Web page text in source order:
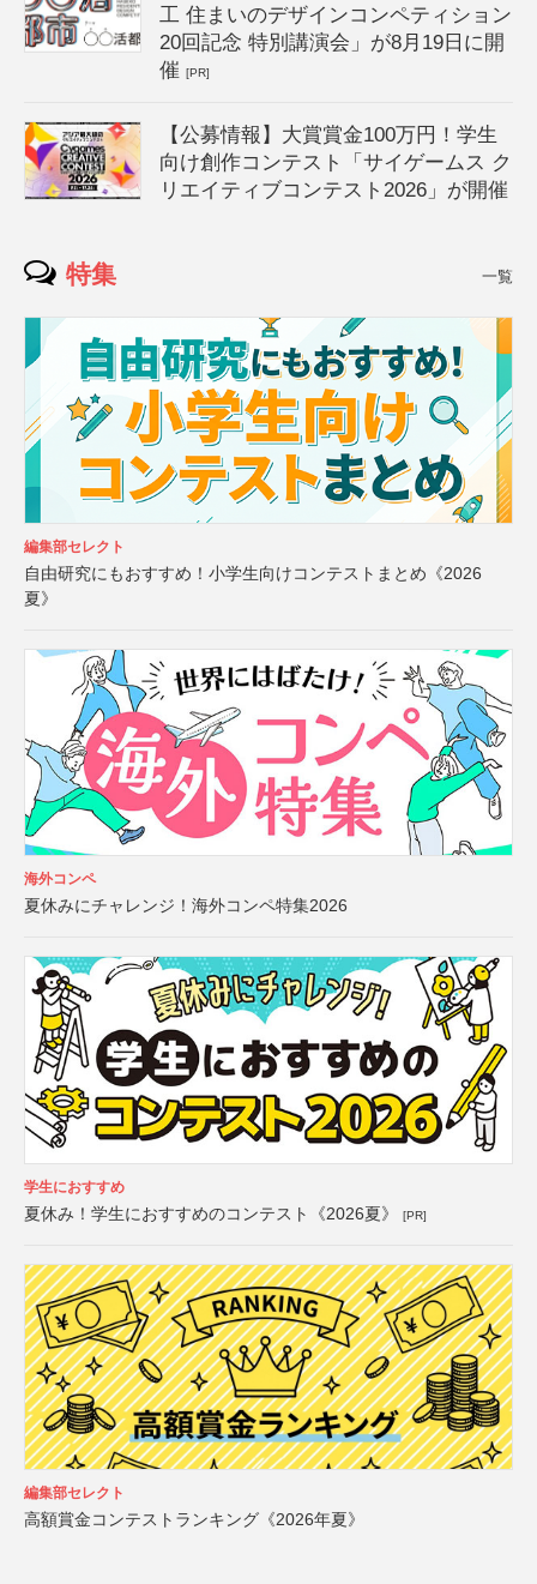
工 住まいのデザインコンペティション
20回記念 特別講演会」が8月19日に開
催[PR]
【公募情報】大賞賞金100万円！学生
向け創作コンテスト「サイゲームス ク
リエイティブコンテスト2026」が開催
特集 一覧
編集部セレクト
自由研究にもおすすめ！小学生向けコンテストまとめ《2026
夏》
海外コンペ
夏休みにチャレンジ！海外コンペ特集2026
学生におすすめ
夏休み！学生におすすめのコンテスト《2026夏》 [PR]
編集部セレクト
高額賞金コンテストランキング《2026年夏》